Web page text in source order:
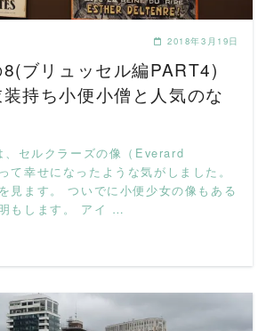
2018年3月19日
ブリュッセル編PART4)
装持ち小便小僧と人気のな
セルクラーズの像（Everard
て幸せになったような気がしました。
見ます。 ついでに小便少女の像もある
もします。 アイ …